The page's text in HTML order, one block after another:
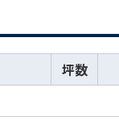
坪数